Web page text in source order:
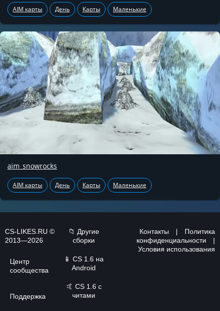
AIM карты День Карты Маленькие
aim_snowrocks
AIM карты День Карты Маленькие
CS-LIKES.RU ©
2013—2026
Центр
сообщества
Поддержка
📁 Другие
сборки
📱 CS 1.6 на
Android
🤙 CS 1.6 с
читами
Контакты |
Политика
конфиденциальности
|
Условия использования